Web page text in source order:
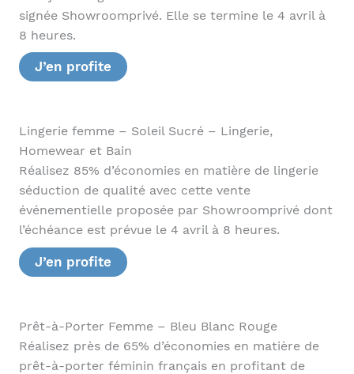
signée Showroomprivé. Elle se termine le 4 avril à
8 heures.
J’en profite
Lingerie femme – Soleil Sucré – Lingerie,
Homewear et Bain
Réalisez 85% d’économies en matière de lingerie
séduction de qualité avec cette vente
événementielle proposée par Showroomprivé dont
l’échéance est prévue le 4 avril à 8 heures.
J’en profite
Prêt-à-Porter Femme – Bleu Blanc Rouge
Réalisez près de 65% d’économies en matière de
prêt-à-porter féminin français en profitant de